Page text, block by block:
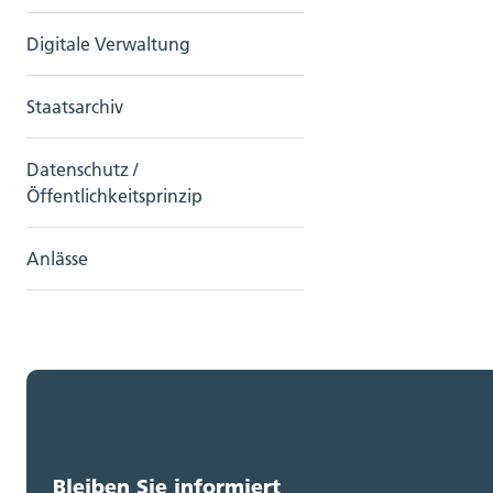
Digitale Verwaltung
Staatsarchiv
Datenschutz /
Öffentlichkeitsprinzip
Anlässe
Bleiben Sie informiert